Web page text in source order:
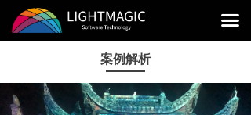
끀
首页
精选案例
案例解析